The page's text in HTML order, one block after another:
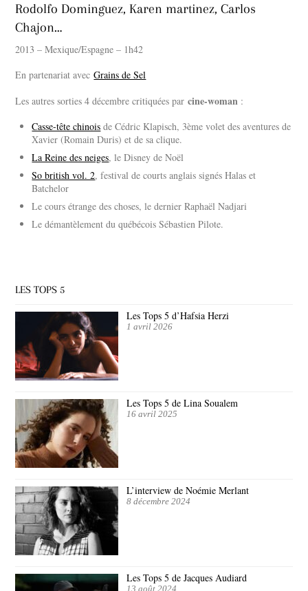
Rodolfo Dominguez, Karen martinez, Carlos
Chajon…
2013 – Mexique/Espagne – 1h42
En partenariat avecGrains de Sel
Les autres sorties 4 décembre critiquées parcine-woman :
Casse-tête chinois de Cédric Klapisch, 3ème volet des aventures de
Xavier (Romain Duris) et de sa clique.
La Reine des neiges, le Disney de Noël
So british vol. 2, festival de courts anglais signés Halas et
Batchelor
Le cours étrange des choses, le dernier Raphaël Nadjari
Le démantèlement du québécois Sébastien Pilote.
LES TOPS 5
Les Tops 5 d’Hafsia Herzi
1 avril 2026
Les Tops 5 de Lina Soualem
16 avril 2025
L’interview de Noémie Merlant
8 décembre 2024
Les Tops 5 de Jacques Audiard
13 août 2024